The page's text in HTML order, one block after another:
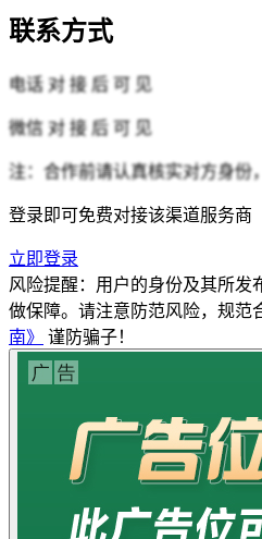
联系方式
电话 对 接 后 可 见
微信 对 接 后 可 见
注：合作前请认真核实对方身份
登录即可免费对接该渠道服务商
立即登录
风险提醒：用户的身份及其所发
做保障。请注意防范风险，规范
南》
谨防骗子！